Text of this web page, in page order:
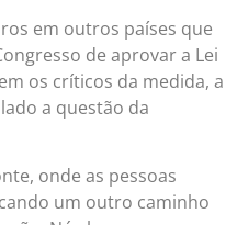
em outros países que
de aprovar a Lei
os críticos da medida, a
a questão da
onde as pessoas
um outro caminho